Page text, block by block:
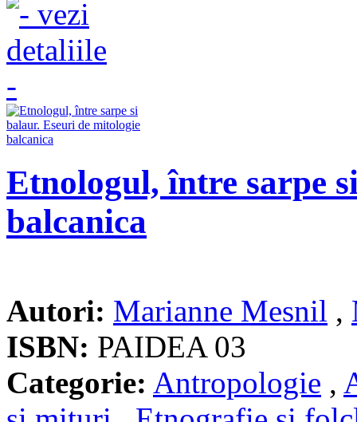
Etnologul, între sarpe
balcanica
Autori: Marianne Mesnil ,
ISBN: PAIDEA 03
Categorie: Antropologie ,